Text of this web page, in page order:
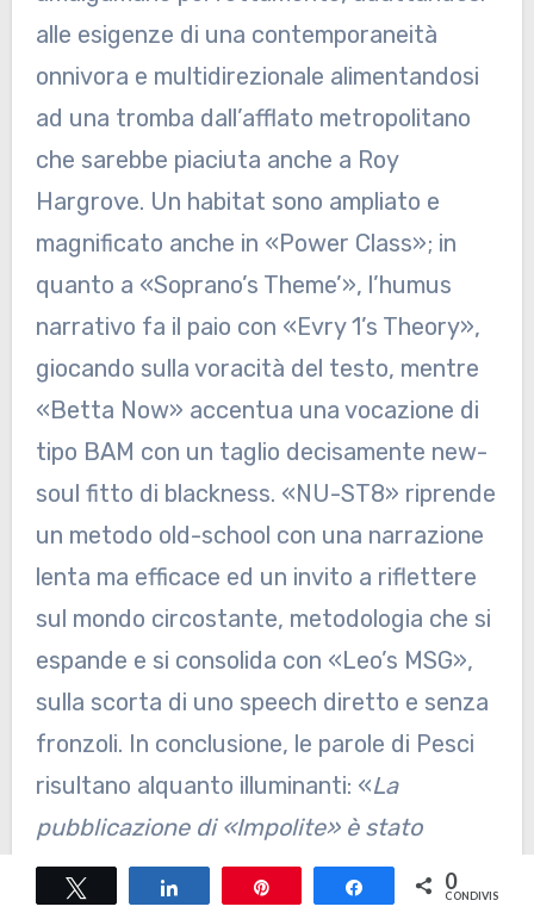
alle esigenze di una contemporaneità
onnivora e multidirezionale alimentandosi
ad una tromba dall’afflato metropolitano
che sarebbe piaciuta anche a Roy
Hargrove. Un habitat sono ampliato e
magnificato anche in «Power Class»; in
quanto a «Soprano’s Theme’», l’humus
narrativo fa il paio con «Evry 1’s Theory»,
giocando sulla voracità del testo, mentre
«Betta Now» accentua una vocazione di
tipo BAM con un taglio decisamente new-
soul fitto di blackness. «NU-ST8» riprende
un metodo old-school con una narrazione
lenta ma efficace ed un invito a riflettere
sul mondo circostante, metodologia che si
espande e si consolida con «Leo’s MSG»,
sulla scorta di uno speech diretto e senza
fronzoli. In conclusione, le parole di Pesci
risultano alquanto illuminanti: «La
pubblicazione di «Impolite» è stato
sicuramente il mio momento di maggior
orgoglio per tutto ciò che «Impolite»
Share 0
CONDIVISIONI